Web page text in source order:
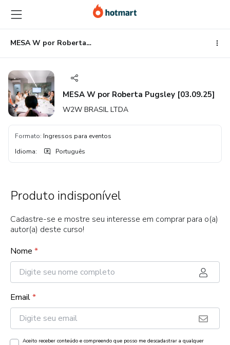
para
o
conteúdo
principal
para
o
pagamento
para
o
rodapé
MESA W por Roberta Pugsley [03.09.25]
MESA W por Roberta Pugsley [03.09.25]
W2W BRASIL LTDA
Formato: Ingressos para eventos
Idioma: Português
Produto indisponível
Cadastre-se e mostre seu interesse em comprar para o(a)
autor(a) deste curso!
Nome *
Email*
Aceito receber conteúdo e compreendo que posso me descadastrar a qualquer